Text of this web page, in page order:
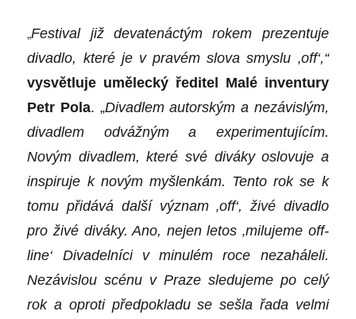
„Festival již devatenáctým rokem prezentuje
divadlo, které je v pravém slova smyslu ‚off‘,“
vysvětluje umělecký ředitel Malé inventury
Petr Pola. „Divadlem autorským a nezávislým,
divadlem odvážným a experimentujícím.
Novým divadlem, které své diváky oslovuje a
inspiruje k novým myšlenkám. Tento rok se k
tomu přidává další význam ‚off‘, živé divadlo
pro živé diváky. Ano, nejen letos ‚milujeme off-
line‘ Divadelníci v minulém roce nezaháleli.
Nezávislou scénu v Praze sledujeme po celý
rok a oproti předpokladu se sešla řada velmi